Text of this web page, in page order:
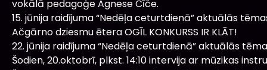
vokālā pedagoģe Agnese Čīče.
15. jūnija raidījuma “Nedēļa ceturtdienā” aktuālās
Ačgārno dziesmu ētera OGĪL KONKURSS IR KLĀT!
22. jūnija raidījuma “Nedēļa ceturtdienā” aktuālās
Šodien, 20.oktobrī, plkst. 14:10 intervija ar mūzikas